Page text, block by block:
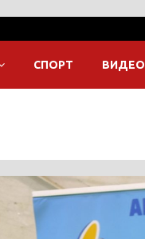
СПОРТ ВИДЕО